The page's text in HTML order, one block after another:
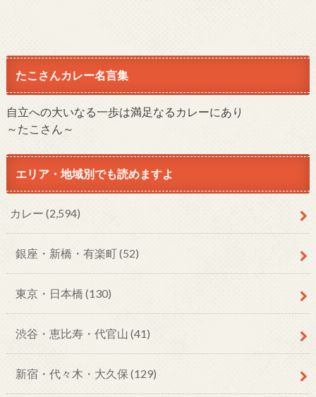
たこさんカレー名言集
自立への大いなる一歩は満足なるカレーにあり
～たこさん～
エリア・地域別でも読めますよ
カレー (2,594)
銀座・新橋・有楽町(52)
東京・日本橋 (130)
渋谷・恵比寿・代官山 (41)
新宿・代々木・大久保 (129)